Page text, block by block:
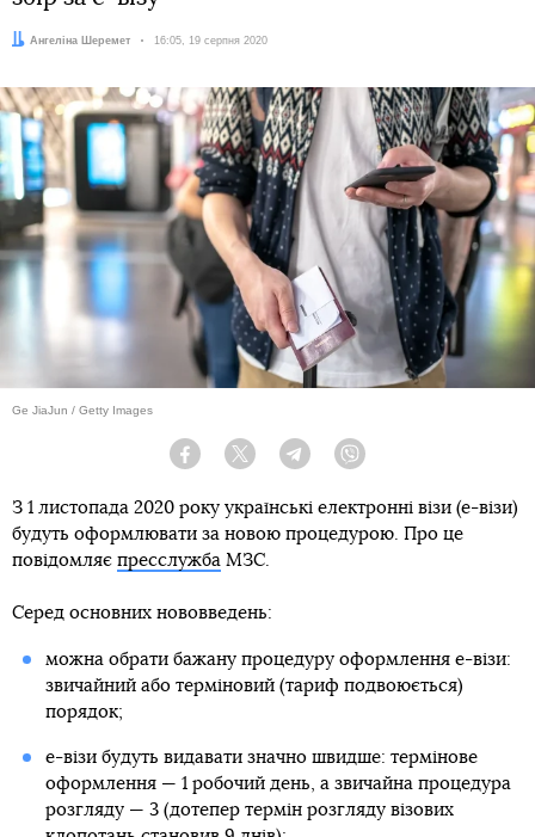
Автор:
Ангеліна Шеремет Дата:
16:05, 19 серпня 2020
Ge JiaJun / Getty Images
Facebook Twitter Telegram
З 1 листопада 2020 року українські електронні візи (е-візи)
будуть оформлювати за новою процедурою. Про це
повідомляє пресслужба МЗС.
Серед основних нововведень:
можна обрати бажану процедуру оформлення е-візи:
звичайний або терміновий (тариф подвоюється)
порядок;
е-візи будуть видавати значно швидше: термінове
оформлення — 1 робочий день, а звичайна процедура
розгляду — 3 (дотепер термін розгляду візових